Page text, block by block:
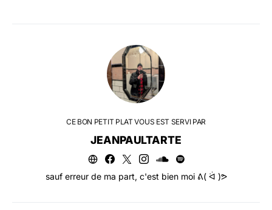
CE BON PETIT PLAT VOUS EST SERVI PAR
JEANPAULTARTE
sauf erreur de ma part, c'est bien moi ᕕ( ᐛ )ᕗ